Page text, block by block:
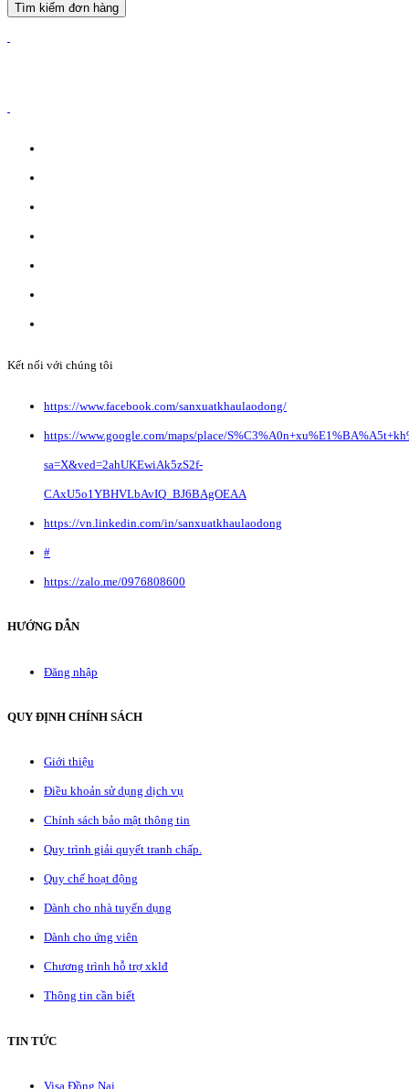
Tìm kiếm đơn hàng
Kết nối với chúng tôi
https://www.facebook.com/sanxuatkhaulaodong/
https://www.google.com/maps/place/
sa=X&ved=2ahUKEwiAk5zS2f-
CAxU5o1YBHVLbAvIQ_BJ6BAgOEAA
https://vn.linkedin.com/in/sanxuatkhaulaodong
#
https://zalo.me/0976808600
HƯỚNG DẪN
Đăng nhập
QUY ĐỊNH CHÍNH SÁCH
Giới thiệu
Điều khoản sử dụng dịch vụ
Chính sách bảo mật thông tin
Quy trình giải quyết tranh chấp.
Quy chế hoạt động
Dành cho nhà tuyển dụng
Dành cho ứng viên
Chương trình hỗ trợ xklđ
Thông tin cần biết
TIN TỨC
Visa Đồng Nai